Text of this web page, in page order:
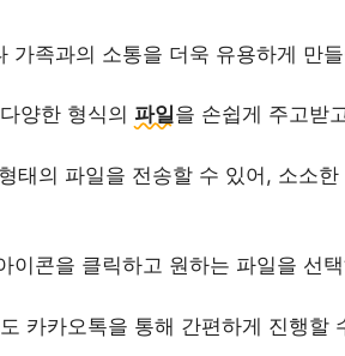
가족과의 소통을 더욱 유용하게 만
양한 형식의 파일을 손쉽게 주고받
태의 파일을 전송할 수 있어, 소소
이콘을 클릭하고 원하는 파일을 선
카카오톡을 통해 간편하게 진행할